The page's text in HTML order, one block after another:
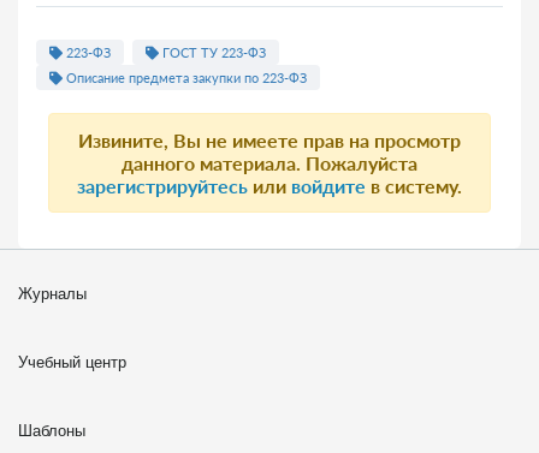
223-ФЗ
ГОСТ ТУ 223-ФЗ
Описание предмета закупки по 223-ФЗ
Извините, Вы не имеете прав на просмотр
данного материала. Пожалуйста
зарегистрируйтесь или войдите в систему.
Журналы
Учебный центр
Шаблоны